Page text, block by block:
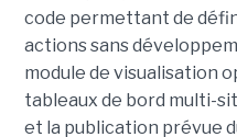
code permettant de
actions sans
module de visualisation
tableaux de bord multi-
et la publication prévue